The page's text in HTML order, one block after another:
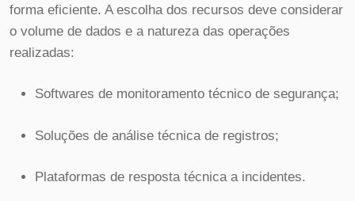
forma eficiente. A escolha dos recursos deve considerar
o volume de dados e a natureza das operações
realizadas:
Softwares de monitoramento técnico de segurança;
Soluções de análise técnica de registros;
Plataformas de resposta técnica a incidentes.